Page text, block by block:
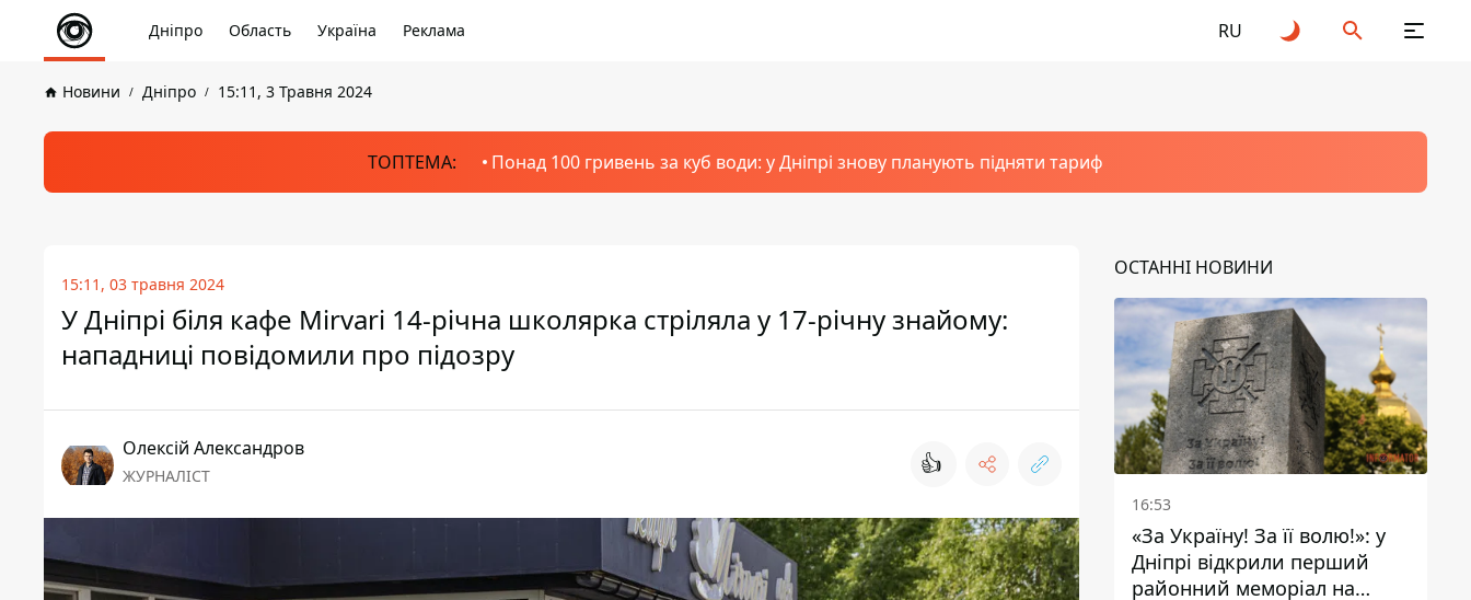
Дніпро Область Україна Реклама RU
Новини Дніпро 15:11, 3 Травня 2024
ТОПТЕМА: Понад 100 гривень за куб води: у Дніпрі знову планують підняти тариф
15:11, 03 травня 2024
У Дніпрі біля кафе Mirvari 14-річна школярка стріляла у 17-річну знайому:
нападниці повідомили про підозру
Олексій Александров
ЖУРНАЛІСТ 👍
ОСТАННІ НОВИНИ
16:53
«За Україну! За її волю!»: у
Дніпрі відкрили перший
районний меморіал на